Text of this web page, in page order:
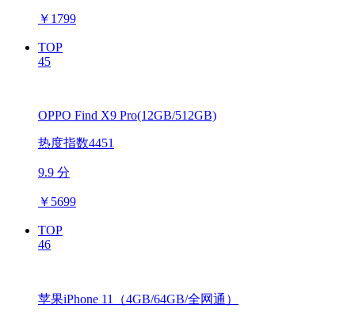
￥ 1799
TOP
45
OPPO Find X9 Pro(12GB/512GB)
热度指数4451
9.9 分
￥ 5699
TOP
46
苹果iPhone 11（4GB/64GB/全网通）